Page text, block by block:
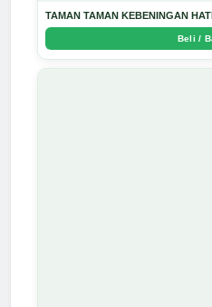
TAMAN TAMAN KEBENINGAN
Beli /